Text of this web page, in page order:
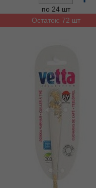
по 24 шт
Остаток: 72 шт